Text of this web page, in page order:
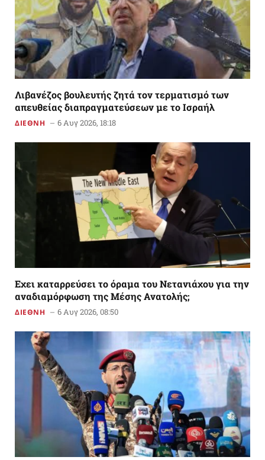
Λιβανέζος βουλευτής ζητά τον τερματισμό των
απευθείας διαπραγματεύσεων με το Ισραήλ
ΔΙΕΘΝΗ 6 Αυγ 2026, 18:18
Εχει καταρρεύσει το όραμα του Νετανιάχου για την
αναδιαμόρφωση της Μέσης Ανατολής;
ΔΙΕΘΝΗ 6 Αυγ 2026, 08:50